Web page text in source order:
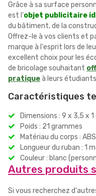
Grâce à sa surface
est l'objet publicitaire
du bâtiment, de la
Offrez-le à vos clients et
marque à l'esprit lors de
excellent choix pour les
de bricolage souhaitant
pratiqueà leurs
Caractéristiques
Dimensions : 9 x 3,5 x 1
Poids : 21 grammes
Matériau du corps :
Longueur du ruban : 1
Couleur : blanc
Autres produits
Si vous recherchez